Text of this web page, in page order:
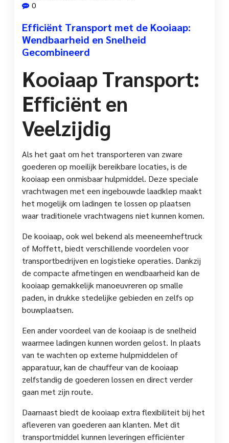
0
Efficiënt Transport met de Kooiaap:
Wendbaarheid en Snelheid
Gecombineerd
Kooiaap Transport:
Efficiënt en
Veelzijdig
Als het gaat om het transporteren van zware
goederen op moeilijk bereikbare locaties, is de
kooiaap een onmisbaar hulpmiddel. Deze speciale
vrachtwagen met een ingebouwde laadklep maakt
het mogelijk om ladingen te lossen op plaatsen
waar traditionele vrachtwagens niet kunnen komen.
De kooiaap, ook wel bekend als meeneemheftruck
of Moffett, biedt verschillende voordelen voor
transportbedrijven en logistieke operaties. Dankzij
de compacte afmetingen en wendbaarheid kan de
kooiaap gemakkelijk manoeuvreren op smalle
paden, in drukke stedelijke gebieden en zelfs op
bouwplaatsen.
Een ander voordeel van de kooiaap is de snelheid
waarmee ladingen kunnen worden gelost. In plaats
van te wachten op externe hulpmiddelen of
apparatuur, kan de chauffeur van de kooiaap
zelfstandig de goederen lossen en direct verder
gaan met zijn route.
Daarnaast biedt de kooiaap extra flexibiliteit bij het
afleveren van goederen aan klanten. Met dit
transportmiddel kunnen leveringen efficiënter